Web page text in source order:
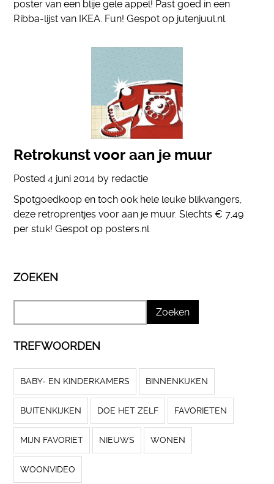
poster van een blije gele appel! Past goed in een
Ribba-lijst van IKEA. Fun! Gespot op jutenjuul.nl.
Retrokunst voor aan je muur
Posted4 juni 2014 by redactie
Spotgoedkoop en toch ook hele leuke blikvangers,
deze retroprentjes voor aan je muur. Slechts € 7,49
per stuk! Gespot op posters.nl
ZOEKEN
TREFWOORDEN
BABY- EN KINDERKAMERS BINNENKIJKEN
BUITENKIJKEN DOE HET ZELF FAVORIETEN
MIJN FAVORIET NIEUWS WONEN
WOONVIDEO